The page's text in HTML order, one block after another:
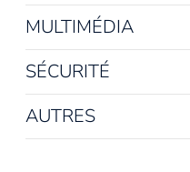
MULTIMÉDIA
SÉCURITÉ
AUTRES